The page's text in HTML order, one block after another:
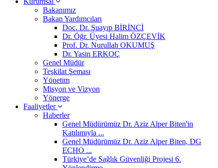
Bakanımız
Bakan Yardımcıları
Doç. Dr. Şuayıp BİRİNCİ
Dr. Öğr. Üyesi Halim ÖZÇEVİK
Prof. Dr. Nurullah OKUMUŞ
Dr. Yasin ERKOÇ
Genel Müdür
Teşkilat Şeması
Yönetim
Misyon ve Vizyon
Yönerge
Faaliyetler
Haberler
Genel Müdürümüz Dr. Aziz Alper Biten'in
Katılımıyla ...
Genel Müdürümüz Dr. Aziz Alper Biten, DG
ECHO ...
Türkiye’de Sağlık Güvenliği Projesi 6.